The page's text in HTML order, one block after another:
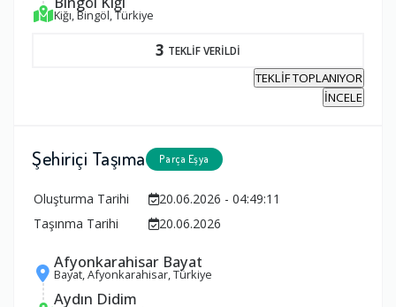
Kiğı, Bingöl, Türkiye
3 TEKLİF VERİLDİ
TEKLİF TOPLANIYOR
İNCELE
Şehiriçi Taşıma Parça Eşya
Oluşturma Tarihi
20.06.2026 - 04:49:11
Taşınma Tarihi
20.06.2026
Afyonkarahisar Bayat
Bayat, Afyonkarahisar, Türkiye
Aydın Didim